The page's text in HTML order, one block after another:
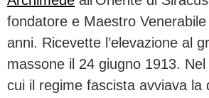
fondatore e Maestro
anni. Ricevette l’elevazione al
massone il 24 giugno 1913. Nel
cui il regime fascista avviava la